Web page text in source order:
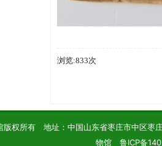
浏览:833次
版权所有 地址：中国山东省枣庄市中区
物馆 鲁ICP备